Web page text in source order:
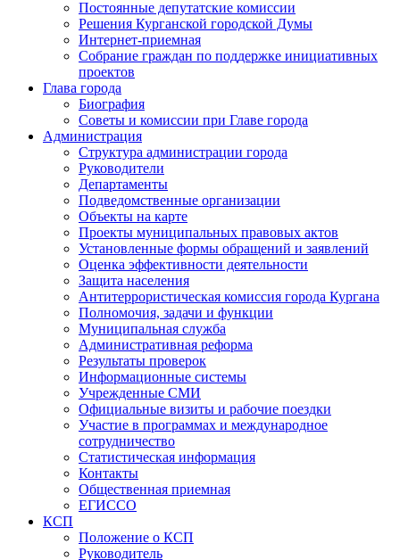
Постоянные депутатские комиссии
Решения Курганской городской Думы
Интернет-приемная
Собрание граждан по поддержке инициативных
проектов
Глава города
Биография
Советы и комиссии при Главе города
Администрация
Структура администрации города
Руководители
Департаменты
Подведомственные организации
Объекты на карте
Проекты муниципальных правовых актов
Установленные формы обращений и заявлений
Оценка эффективности деятельности
Защита населения
Антитеррористическая комиссия города Кургана
Полномочия, задачи и функции
Муниципальная служба
Административная реформа
Результаты проверок
Информационные системы
Учрежденные СМИ
Официальные визиты и рабочие поездки
Участие в программах и международное
сотрудничество
Статистическая информация
Контакты
Общественная приемная
ЕГИССО
КСП
Положение о КСП
Руководитель